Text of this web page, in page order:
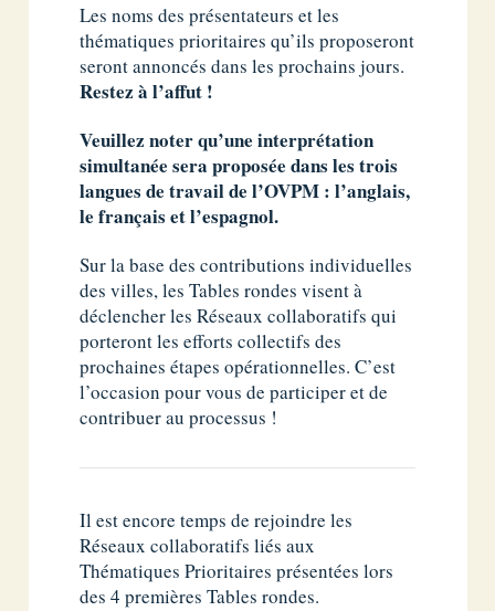
Les noms des présentateurs et les
thématiques prioritaires qu’ils proposeront
seront annoncés dans les prochains jours.
Restez à l’affut !
Veuillez noter qu’une interprétation
simultanée sera proposée dans les trois
langues de travail de l’OVPM : l’anglais,
le français et l’espagnol.
Sur la base des contributions individuelles
des villes, les Tables rondes visent à
déclencher les Réseaux collaboratifs qui
porteront les efforts collectifs des
prochaines étapes opérationnelles. C’est
l’occasion pour vous de participer et de
contribuer au processus !
Il est encore temps de rejoindre les
Réseaux collaboratifs liés aux
Thématiques Prioritaires présentées lors
des 4 premières Tables rondes.